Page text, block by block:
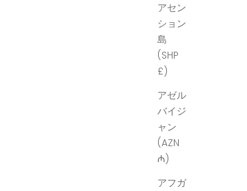
アセン
ション
島
(SHP
£)
アゼル
バイジ
ャン
(AZN
₼)
アフガ